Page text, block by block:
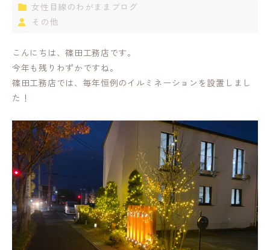
女性目線のわがままブログ
その他
こんにちは、篠田工務店です。
今年も残りわずかですね。
篠田工務店では、毎年恒例のイルミネーションを設置しまし
た！